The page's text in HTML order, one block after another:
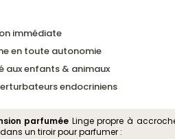
immédiate
en toute autonomie
aux enfants & animaux
endocriniens
parfumée Linge propre à
un tiroir pour parfumer :